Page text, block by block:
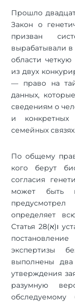
Прошло
Закон о
призван
вырабатывали в
области
из двух
— право на
данных,
сведениям о
и
семейных
По общему
кого берут
согласия
может быть
определяет
Статья 28ו(א) устанавливает, что суд вправе вынести
экспертизы
выполнены
утверждения
разумную
обследуемому